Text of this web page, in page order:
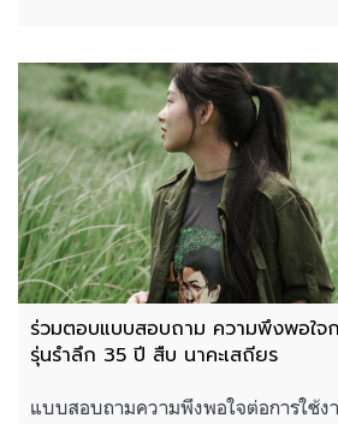
ร่วมตอบแบบสอบถาม ความพึงพอใจ
รุ่นรำลึก 35 ปี สืบ นาคะเสถียร
แบบสอบถามความพึงพอใจต่อการใช้ง